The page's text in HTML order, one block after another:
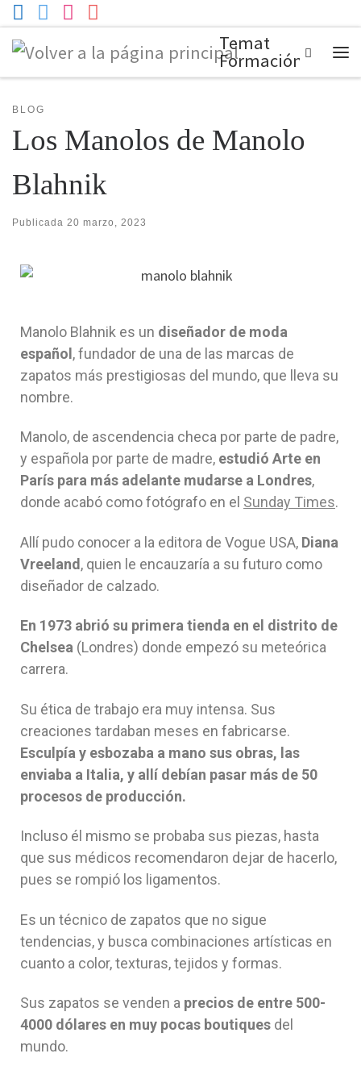
Temat
Formación Search
BLOG
Los Manolos de Manolo
Blahnik
Publicada 20 marzo, 2023
Manolo Blahnik es un diseñador de moda
español , fundador de una de las marcas de
zapatos más prestigiosas del mundo, que lleva su
nombre.
Manolo, de ascendencia checa por parte de padre,
y española por parte de madre, estudió Arte en
París para más adelante mudarse a Londres,
donde acabó como fotógrafo en el Sunday Times.
Allí pudo conocer a la editora de Vogue USA, Diana
Vreeland , quien le encauzaría a su futuro como
diseñador de calzado.
En 1973 abrió su primera tienda en el distrito de
Chelsea (Londres) donde empezó su meteórica
carrera.
Su ética de trabajo era muy intensa. Sus
creaciones tardaban meses en fabricarse.
Esculpía y esbozaba a mano sus obras, las
enviaba a Italia, y allí debían pasar más de 50
procesos de producción.
Incluso él mismo se probaba sus piezas, hasta
que sus médicos recomendaron dejar de hacerlo,
pues se rompió los ligamentos.
Es un técnico de zapatos que no sigue
tendencias, y busca combinaciones artísticas en
cuanto a color, texturas, tejidos y formas.
Sus zapatos se venden a precios de entre 500-
4000 dólares en muy pocas boutiques del
mundo.